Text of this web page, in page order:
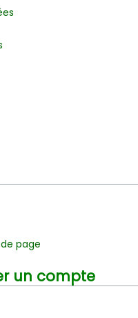
page
un compte